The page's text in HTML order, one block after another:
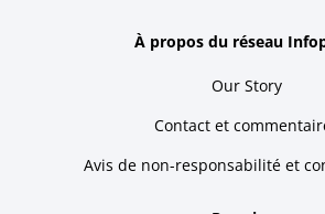
À propos du réseau
Our Story
Contact et
Avis de non-responsabilité et